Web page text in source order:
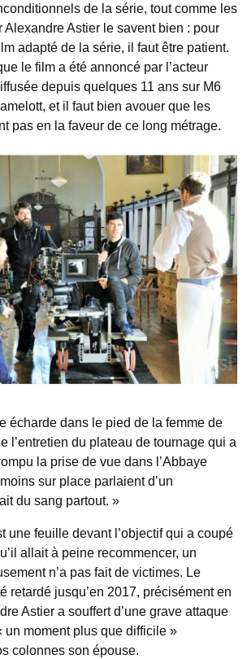
de la série, tout comme les
Alexandre Astier le savent bien : pour
adapté de la série, il faut être patient.
le film a été annoncé par l’acteur
depuis quelques 11 ans sur M6
et il faut bien avouer que les
pas en la faveur de ce long métrage.
écharde dans le pied de la femme de
l’entretien du plateau de tournage qui a
la prise de vue dans l’Abbaye
sur place parlaient d’un
du sang partout. »
une feuille devant l’objectif qui a coupé
allait à peine recommencer, un
n’a pas fait de victimes. Le
retardé jusqu’en 2017, précisément en
Astier a souffert d’une grave attaque
un moment plus que difficile »
colonnes son épouse.